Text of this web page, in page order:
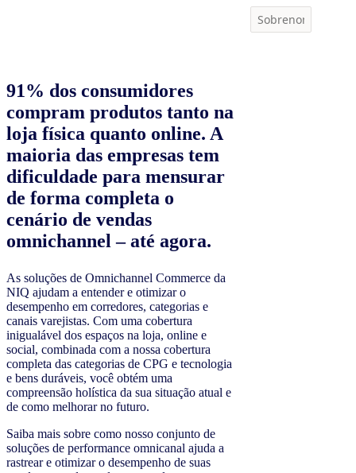
91% dos consumidores
compram produtos tanto na
loja física quanto online. A
maioria das empresas tem
dificuldade para mensurar
de forma completa o
cenário de vendas
omnichannel – até agora.
As soluções de Omnichannel Commerce da
NIQ ajudam a entender e otimizar o
desempenho em corredores, categorias e
canais varejistas. Com uma cobertura
inigualável dos espaços na loja, online e
social, combinada com a nossa cobertura
completa das categorias de CPG e tecnologia
e bens duráveis, você obtém uma
compreensão holística da sua situação atual e
de como melhorar no futuro.
Saiba mais sobre como nosso conjunto de
soluções de performance omnicanal ajuda a
rastrear e otimizar o desempenho de suas